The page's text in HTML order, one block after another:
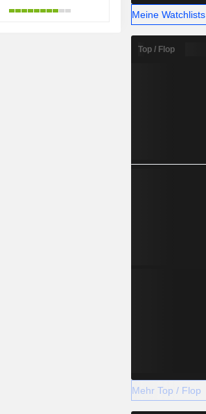
Meine Watchlists
Top / Flop
Mehr Top / Flop